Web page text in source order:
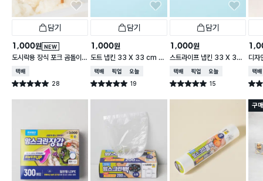
담기
NEW
1,000원
도시락용 장식 포크 곰돌이 1
0개입
택배배송
별점 5.0점 28
건 작성
담기
1,000원
도트 냅킨 33 X 33 cm 1
5매입
택배배송매장픽업오늘배송
별점 5.0점 19
건 작성
담기
1,000원
스트라이프 냅킨 33 X 33
cm 15매입
택배배송매장픽업오늘배송
별점 5.0점 15
건 작성
디자
cm
택배
별점
구